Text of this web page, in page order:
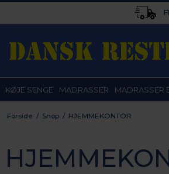
KØJE SENGE MADRASSER MADRASSER
Forside / Shop / HJEMMEKONTOR